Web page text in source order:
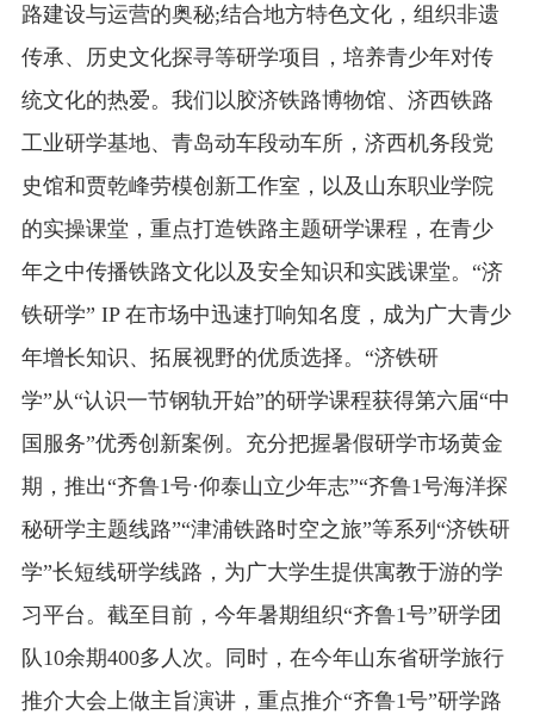
路建设与运营的奥秘;结合地方特色文化，组织非遗
传承、历史文化探寻等研学项目，培养青少年对传
统文化的热爱。我们以胶济铁路博物馆、济西铁路
工业研学基地、青岛动车段动车所，济西机务段党
史馆和贾乾峰劳模创新工作室，以及山东职业学院
的实操课堂，重点打造铁路主题研学课程，在青少
年之中传播铁路文化以及安全知识和实践课堂。“济
铁研学” IP 在市场中迅速打响知名度，成为广大青少
年增长知识、拓展视野的优质选择。“济铁研
学”从“认识一节钢轨开始”的研学课程获得第六届“中
国服务”优秀创新案例。充分把握暑假研学市场黄金
期，推出“齐鲁1号·仰泰山立少年志”“齐鲁1号海洋探
秘研学主题线路”“津浦铁路时空之旅”等系列“济铁研
学”长短线研学线路，为广大学生提供寓教于游的学
习平台。截至目前，今年暑期组织“齐鲁1号”研学团
队10余期400多人次。同时，在今年山东省研学旅行
推介大会上做主旨演讲，重点推介“齐鲁1号”研学路